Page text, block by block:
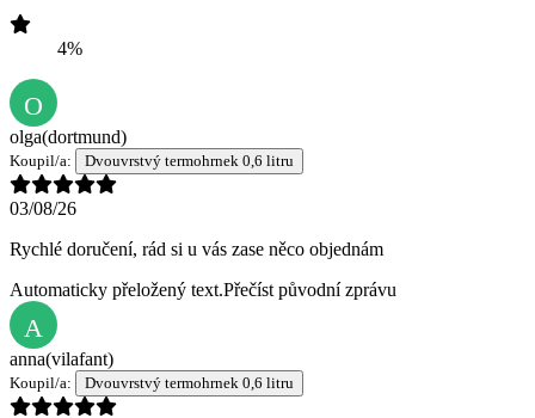
4%
O
olga(dortmund)
Koupil/a: Dvouvrstvý termohrnek 0,6 litru
03/08/26
Rychlé doručení, rád si u vás zase něco objednám
Automaticky přeložený text.Přečíst původní zprávu
A
anna(vilafant)
Koupil/a: Dvouvrstvý termohrnek 0,6 litru